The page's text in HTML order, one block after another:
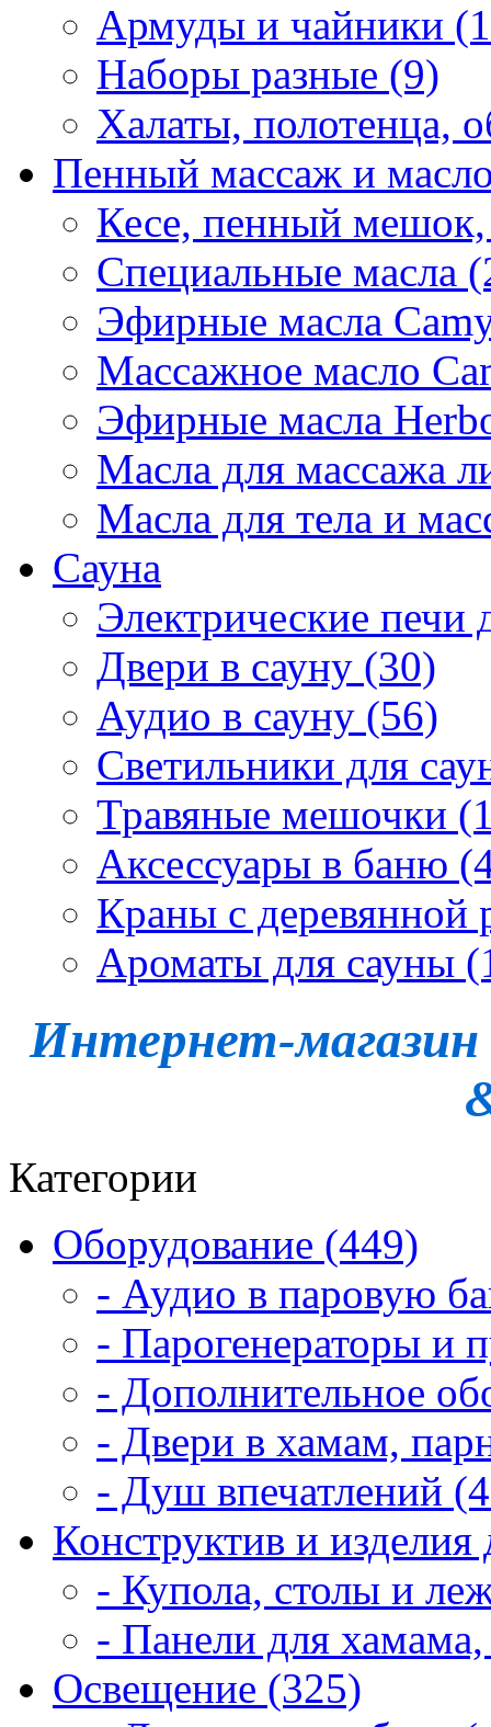
Армуды и чайники
Наборы разные (9)
Халаты, полотенца,
Пенный массаж и
Кесе, пенный
Специальные масла
Эфирные масла
Массажное масло
Эфирные масла
Масла для массажа
Масла для тела и
Сауна
Электрические печи
Двери в сауну (30)
Аудио в сауну (56)
Светильники для
Травяные мешочки
Аксессуары в баню
Краны с деревянной
Ароматы для сауны
Интернет-магазин
Категории
Оборудование (449)
- Аудио в паровую
- Парогенераторы и
- Дополнительное
- Двери в хамам,
- Душ впечатлений
Конструктив и
- Купола, столы и
- Панели для
Освещение (325)